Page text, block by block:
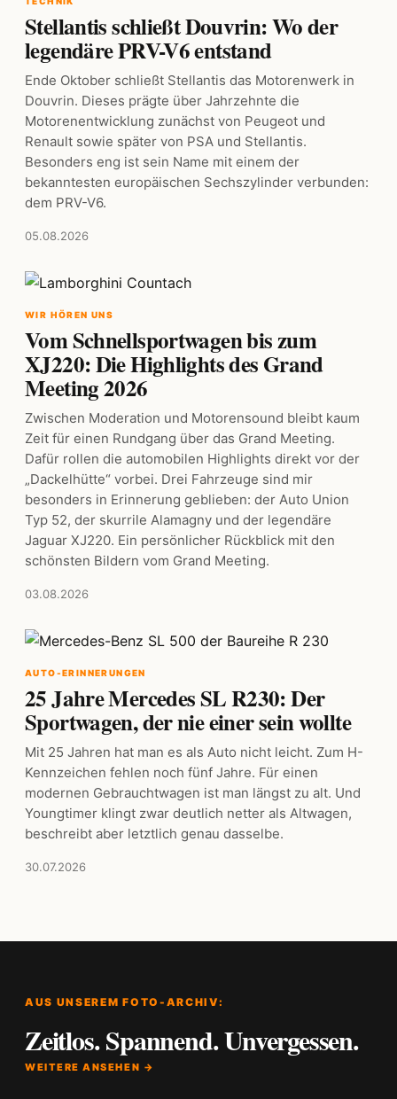
Stellantis schließt Douvrin: Wo der
legendäre PRV-V6 entstand
Ende Oktober schließt Stellantis das Motorenwerk in
Douvrin. Dieses prägte über Jahrzehnte die
Motorenentwicklung zunächst von Peugeot und
Renault sowie später von PSA und Stellantis.
Besonders eng ist sein Name mit einem der
bekanntesten europäischen Sechszylinder verbunden:
dem PRV-V6.
05.08.2026
WIR HÖREN UNS
Vom Schnellsportwagen bis zum
XJ220: Die Highlights des Grand
Meeting 2026
Zwischen Moderation und Motorensound bleibt kaum
Zeit für einen Rundgang über das Grand Meeting.
Dafür rollen die automobilen Highlights direkt vor der
„Dackelhütte“ vorbei. Drei Fahrzeuge sind mir
besonders in Erinnerung geblieben: der Auto Union
Typ 52, der skurrile Alamagny und der legendäre
Jaguar XJ220. Ein persönlicher Rückblick mit den
schönsten Bildern vom Grand Meeting.
03.08.2026
AUTO-ERINNERUNGEN
25 Jahre Mercedes SL R230: Der
Sportwagen, der nie einer sein wollte
Mit 25 Jahren hat man es als Auto nicht leicht. Zum H-
Kennzeichen fehlen noch fünf Jahre. Für einen
modernen Gebrauchtwagen ist man längst zu alt. Und
Youngtimer klingt zwar deutlich netter als Altwagen,
beschreibt aber letztlich genau dasselbe.
30.07.2026
AUS UNSEREM FOTO-ARCHIV:
Zeitlos. Spannend. Unvergessen.
WEITERE ANSEHEN →